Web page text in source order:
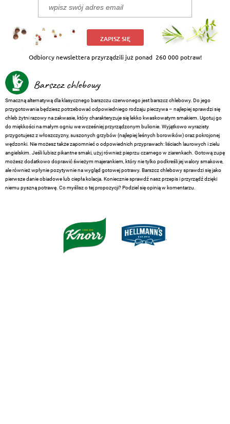
ZAPISZ SIĘ
Odbiorcy newslettera przyrządzili już ponad 260 000 potraw!
Barszcz chlebowy
Smaczną alternatywą dla klasycznego barszczu czerwonego jest barszcz chlebowy. Do jego
przygotowania będziesz potrzebować odpowiedniego rodzaju pieczywa – najlepiej sprawdzi się
chleb żytni razowy na zakwasie, który charakteryzuje się lekko kwaskowatym smakiem. Ugotuj go
do miękkości na małym ogniu we wcześniej przyrządzonym bulionie. Wyjątkowo wyrazisty
przygotujesz z włoszczyzny, suszonych grzybów (najlepiej leśnych borowików) oraz pokrojonej
wędzonki. Nie możesz także zapomnieć o odpowiednich przyprawach: liściach laurowych i zielu
angielskim. Jeśli lubisz pikantne smaki, użyj również pieprzu czarnego w ziarenkach. Gotową zupę
możesz dodatkowo doprawić świeżym majerankiem, który nie tylko podkreśli jej walory smakowe,
ale również wpłynie pozytywnie na wygląd gotowej potrawy. Barszcz chlebowy sprawdzi się jako
pierwsze danie obiadowe lub ciepła kolacja. Koniecznie sprawdź nasz przepis i przyrządź dzięki
niemu pyszną potrawę. Co myślisz o tej propozycji? Podziel się opinią w komentarzu.